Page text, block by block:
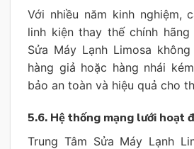
Với nhiều năm kinh nghiệm,
linh kiện thay thế chính hãng
Sửa Máy Lạnh Limosa
hàng giả hoặc hàng nhái
bảo an toàn và hiệu quả cho
5.6. Hệ thống mạng lưới hoạt
Trung Tâm Sửa Máy Lạnh